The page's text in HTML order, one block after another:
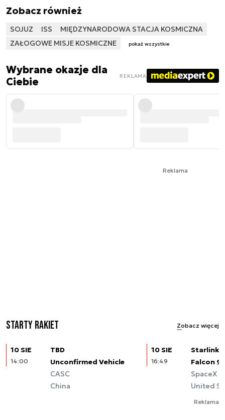
Zobacz również
SOJUZ ISS
MIĘDZYNARODOWA STACJA KOSMICZNA
ZAŁOGOWE MISJE KOSMICZNE
pokaż wszystkie
Wybrane okazje dla
Ciebie
REKLAMA
Reklama
Starty rakiet Zobacz więcej
10 SIE
14:00
TBD
Unconfirmed Vehicle
CASC
China
10 SIE
16:49
Starlink
Falcon 9
SpaceX
United
Reklama